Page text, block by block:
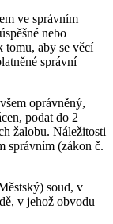
ve správním
nebo
tomu, aby se věcí
správní
oprávněný,
podat do 2
žalobu. Náležitosti
správním (zákon č.
soud, v
v jehož obvodu